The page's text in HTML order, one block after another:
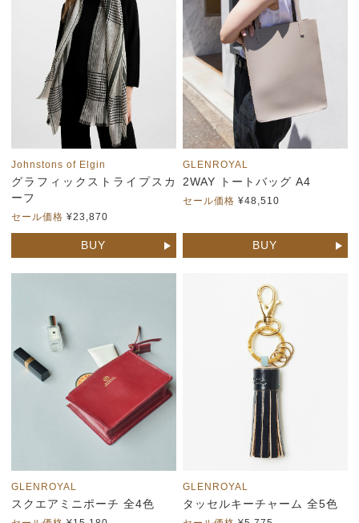
Johnstons of Elgin
グラフィックストライプスカ
ーフ
セール価格 ¥23,870
BUY
GLENROYAL
2WAY トートバッグ A4
セール価格 ¥48,510
BUY
GLENROYAL
スクエアミニポーチ 全4色
GLENROYAL
タッセルキーチャーム 全5色